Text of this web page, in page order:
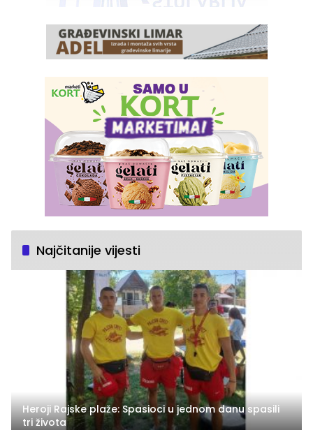
Najčitanije vijesti
Heroji Rajske plaže: Spasioci u jednom danu spasili
tri života